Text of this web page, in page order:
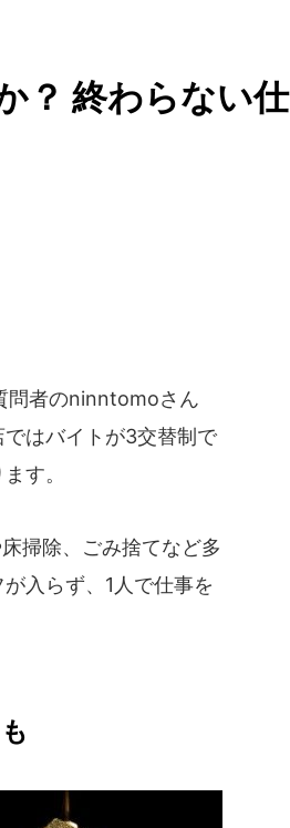
？ 終わらない仕
問者のninntomoさん
はバイトが3交替制で
す。
掃除、ごみ捨てなど多
入らず、1人で仕事を